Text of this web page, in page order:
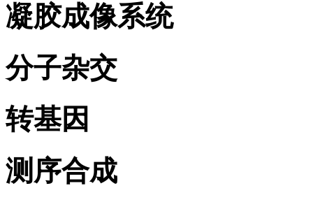
凝胶成像系统
分子杂交
转基因
测序合成